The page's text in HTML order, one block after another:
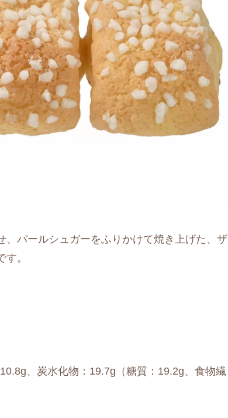
パールシュガーをふりかけて焼き上げた、ザ
。
、炭水化物：19.7g（糖質：19.2g、食物繊